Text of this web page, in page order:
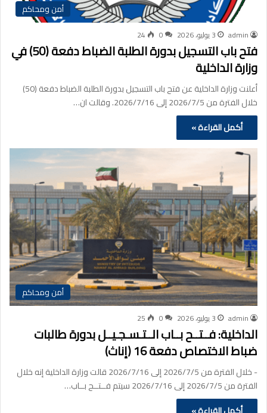
أمن ومحاكم
admin 3 يوليو، 2026 0
24
فتح باب التسجيل بدورة الطلبة الضباط دفعة (50) في
وزارة الداخلية
أعلنت وزارة الداخلية عن فتح باب التسجيل بدورة الطلبة الضباط دفعة (50)
خلال الفترة من 2026/7/5 إلى 2026/7/16. ‏وقالت ان…
أكمل القراءة »
أمن ومحاكم
admin 3 يوليو، 2026 0
25
الداخلية: فــتــح بــاب الــتـسـجـيــل بدورة طالبات
ضباط الاختصاص دفعة 16 (إناث)
‏- خلال الفترة من 2026/7/5 إلى 2026/7/16 قالت وزارة الداخلية إنه خلال
الفترة من 2026/7/5 إلى 2026/7/16 سيتم فــتــح بــاب…